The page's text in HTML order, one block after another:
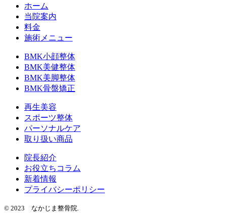
ホーム
当院案内
料金
施術メニュー
BMK小顔整体
BMK美健整体
BMK美脚整体
BMK骨盤矯正
再生美容
スポーツ整体
パーソナルケア
取り扱い商品
院長紹介
お役立ちコラム
新着情報
プライバシーポリシー
© 2023 なかじま整骨院.